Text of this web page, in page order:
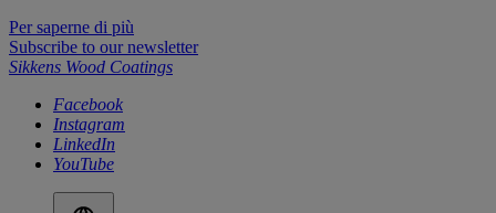
Per saperne di più
Subscribe to our newsletter
Sikkens Wood Coatings
Facebook
Instagram
LinkedIn
YouTube